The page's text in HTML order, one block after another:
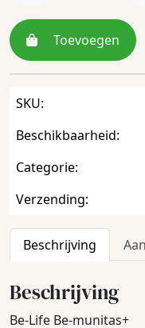
Toevoegen
SKU:
Beschikbaarheid:
Categorie:
Verzending:
Beschrijving
Beschrijving
Be-Life Be-munitas+